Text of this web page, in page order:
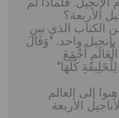
الأربعة؟
الكتاب الذي بين
بإنجيل واحد. "وَقَالَ
أَجْمَعَ
كُلِّهَا"
إلى العالم
الأربعة